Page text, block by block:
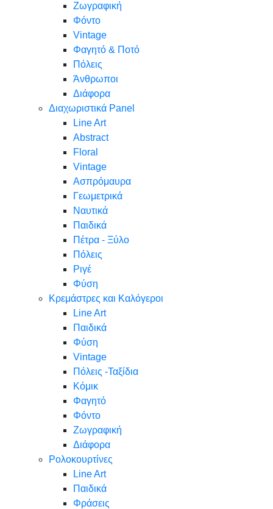
Ζωγραφική
Φόντο
Vintage
Φαγητό & Ποτό
Πόλεις
Άνθρωποι
Διάφορα
Διαχωριστικά Panel
Line Art
Abstract
Floral
Vintage
Ασπρόμαυρα
Γεωμετρικά
Ναυτικά
Παιδικά
Πέτρα - Ξύλο
Πόλεις
Ριγέ
Φύση
Κρεμάστρες και Καλόγεροι
Line Art
Παιδικά
Φύση
Vintage
Πόλεις -Ταξίδια
Κόμικ
Φαγητό
Φόντο
Ζωγραφική
Διάφορα
Ρολοκουρτίνες
Line Art
Παιδικά
Φράσεις